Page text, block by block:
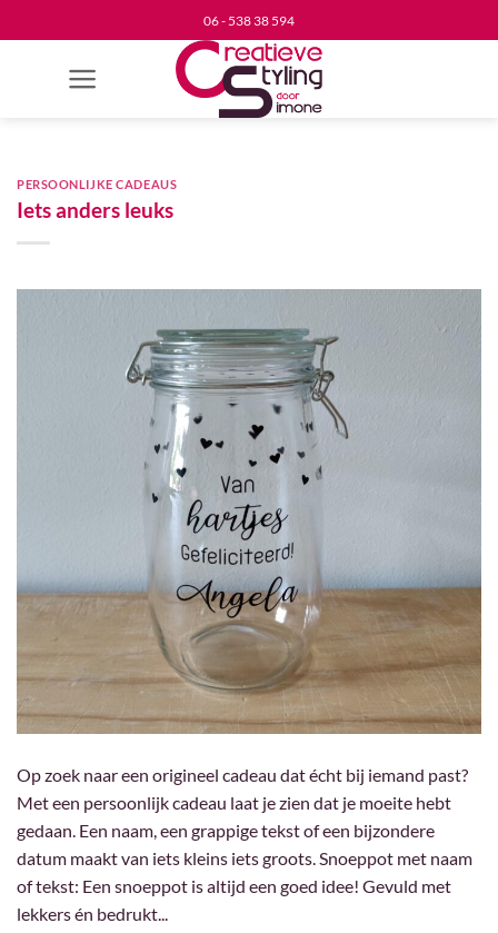
Ga
naar
inhoud
06 - 538 38 594
PERSOONLIJKE CADEAUS
Iets anders leuks
Op zoek naar een origineel cadeau dat écht bij iemand past?
Met een persoonlijk cadeau laat je zien dat je moeite hebt
gedaan. Een naam, een grappige tekst of een bijzondere
datum maakt van iets kleins iets groots. Snoeppot met naam
of tekst: Een snoeppot is altijd een goed idee! Gevuld met
lekkers én bedrukt...